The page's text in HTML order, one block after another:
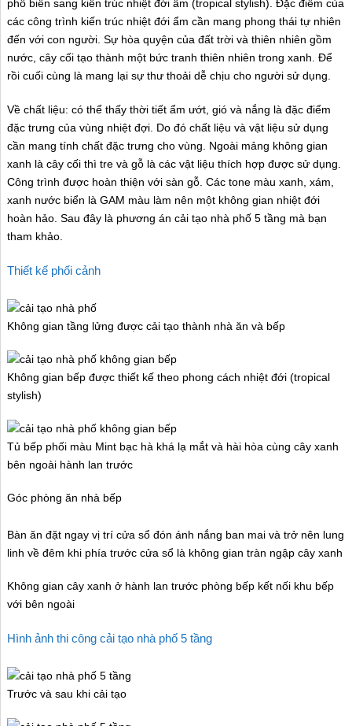
phổ biến sang kiến trúc nhiệt đới ẩm (tropical stylish). Đặc điểm của
các công trình kiến trúc nhiệt đới ẩm cần mang phong thái tự nhiên
đến với con người. Sự hòa quyện của đất trời và thiên nhiên gồm
nước, cây cối tạo thành một bức tranh thiên nhiên trong xanh. Để
rồi cuối cùng là mang lại sự thư thoải dễ chịu cho người sử dụng.
Về chất liệu: có thể thấy thời tiết ẩm ướt, gió và nắng là đặc điểm
đặc trưng của vùng nhiệt đợi. Do đó chất liệu và vật liệu sử dụng
cần mang tính chất đặc trưng cho vùng. Ngoài mảng không gian
xanh là cây cối thì tre và gỗ là các vật liệu thích hợp được sử dụng.
Công trình được hoàn thiện với sàn gỗ. Các tone màu xanh, xám,
xanh nước biển là GAM màu làm nên một không gian nhiệt đới
hoàn hảo. Sau đây là phương án cải tạo nhà phố 5 tầng mà bạn
tham khảo.
Thiết kế phối cảnh
Không gian tầng lửng được cải tạo thành nhà ăn và bếp
Không gian bếp được thiết kế theo phong cách nhiệt đới (tropical
stylish)
Tủ bếp phối màu Mint bạc hà khá lạ mắt và hài hòa cùng cây xanh
bên ngoài hành lan trước
Góc phòng ăn nhà bếp
Bàn ăn đặt ngay vị trí cửa sổ đón ánh nắng ban mai và trở nên lung
linh về đêm khi phía trước cửa sổ là không gian tràn ngập cây xanh
Không gian cây xanh ở hành lan trước phòng bếp kết nối khu bếp
với bên ngoài
Hình ảnh thi công cải tạo nhà phố 5 tầng
Trước và sau khi cải tạo